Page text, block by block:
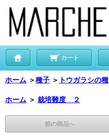
カート
ホーム ＞種子 ＞ トウガラシの種
ホーム ＞ 栽培難度 ２
前の商品へ